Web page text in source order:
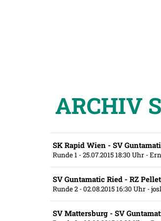
ARCHIV
SK Rapid Wien - SV
Runde 1 - 25.07.2015 18:30 Uhr -
SV Guntamatic Ried - RZ
Runde 2 - 02.08.2015 16:30 Uhr -
SV Mattersburg - SV